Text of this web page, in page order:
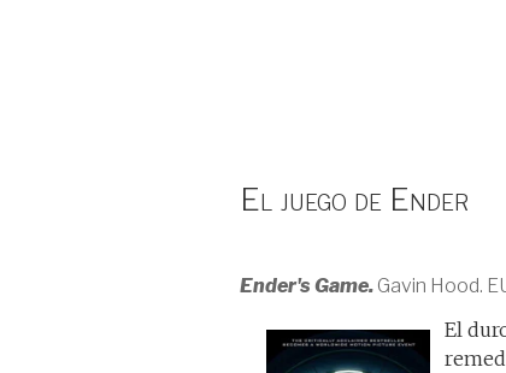
El juego de Ender
Ender's Game. Gavin Hood.
El